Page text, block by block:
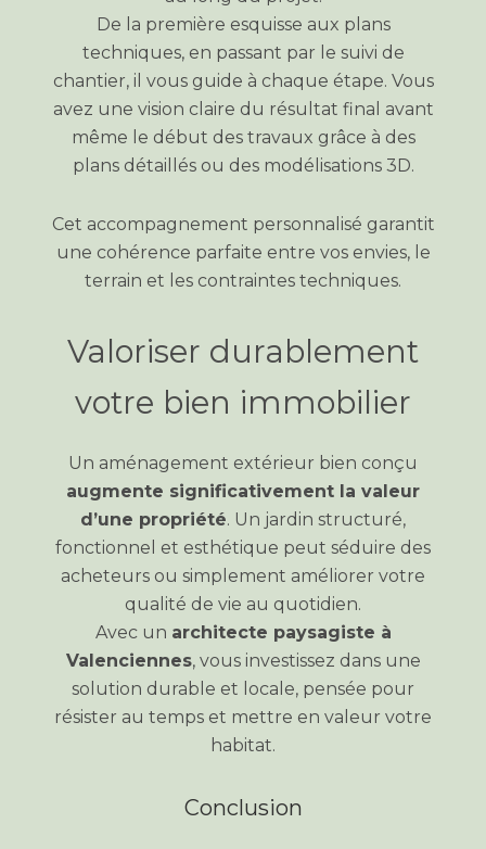
De la première esquisse aux plans
techniques, en passant par le suivi de
chantier, il vous guide à chaque étape. Vous
avez une vision claire du résultat final avant
même le début des travaux grâce à des
plans détaillés ou des modélisations 3D.
Cet accompagnement personnalisé garantit
une cohérence parfaite entre vos envies, le
terrain et les contraintes techniques.
Valoriser durablement
votre bien immobilier
Un aménagement extérieur bien conçu
augmente significativement la valeur
d’une propriété. Un jardin structuré,
fonctionnel et esthétique peut séduire des
acheteurs ou simplement améliorer votre
qualité de vie au quotidien.
Avec un architecte paysagiste à
Valenciennes, vous investissez dans une
solution durable et locale, pensée pour
résister au temps et mettre en valeur votre
habitat.
Conclusion